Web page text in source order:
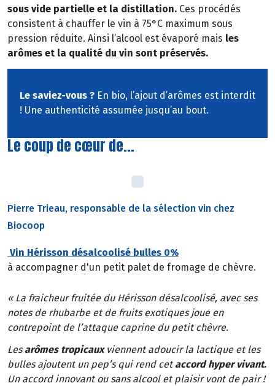
sous vide partielle et la distillation. Ces procédés
consistent à chauffer le vin à 75°C maximum sous
pression réduite. Ainsi l’alcool est évaporé mais les
arômes et la qualité du vin sont préservés.
Le saviez-vous ? En bio, l’ajout d’arômes est interdit
! Une authenticité assumée jusqu’au bout.
Le coup de cœur de...
Pierre Trieau, responsable de la sélection vin chez
Biocoop
Vin Hérisson désalcoolisé bulles 0%
à accompagner d'un petit palet de fromage de chèvre.
« La fraicheur fruitée du Hérisson désalcoolisé, avec ses
notes de rhubarbe et de fruits exotiques joue en
contrepoint de l’attaque caprine du petit chèvre.
Lesarômes tropicauxviennent adoucir la lactique et les
bulles ajoutent un pep’s qui rend cet accord hyper vivant.
Un accord innovant ou sans alcool et plaisir vont de pair !